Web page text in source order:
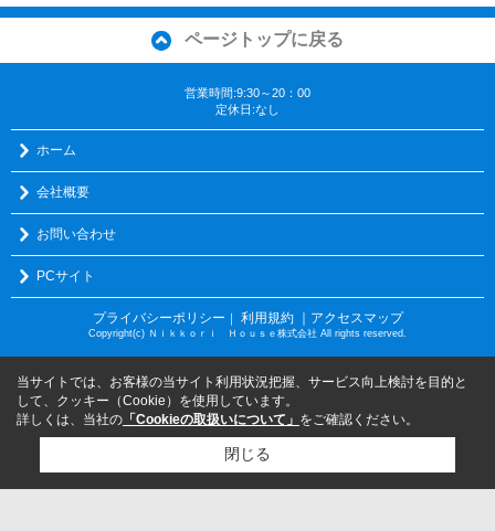
ページトップに戻る
営業時間:9:30～20：00
定休日:なし
ホーム
会社概要
お問い合わせ
PCサイト
プライバシーポリシー 利用規約 ｜アクセスマップ
Copyright(c) Ｎｉｋｋｏｒｉ Ｈｏｕｓｅ株式会社 All rights reserved.
当サイトでは、お客様の当サイト利用状況把握、サービス向上検討を目的と
して、クッキー（Cookie）を使用しています。
詳しくは、当社の 「Cookieの取扱いについて」 をご確認ください。
閉じる